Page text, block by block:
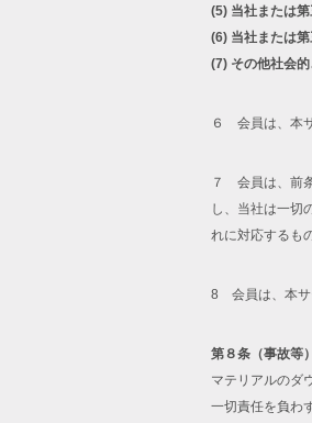
(5) 当社または
(6) 当社または
(7) その他社会
６ 会員は、本
７ 会員は、前
し、当社は一切
れに対応するも
8 会員は、本サ
第８条（事故等）
マテリアルのダ
一切責任を負わ